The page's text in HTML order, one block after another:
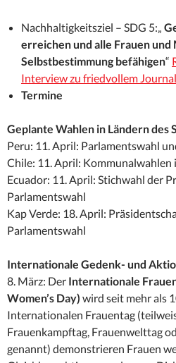
Nachhaltigkeitsziel – SDG 5:„
erreichen und alle Frauen und
Selbstbestimmung befähigen“
Interview zu friedvollem
Termine
Geplante Wahlen in Ländern des
Peru: 11. April: Parlamentswahl
Chile: 11. April: Kommunalwahlen
Ecuador: 11. April: Stichwahl der
Parlamentswahl
Kap Verde: 18. April:
Parlamentswahl
Internationale Gedenk- und
8. März: Der Internationale
Women’s Day) wird seit mehr als
Internationalen Frauentag
Frauenkampftag, Frauenwelttag
genannt) demonstrieren Frauen